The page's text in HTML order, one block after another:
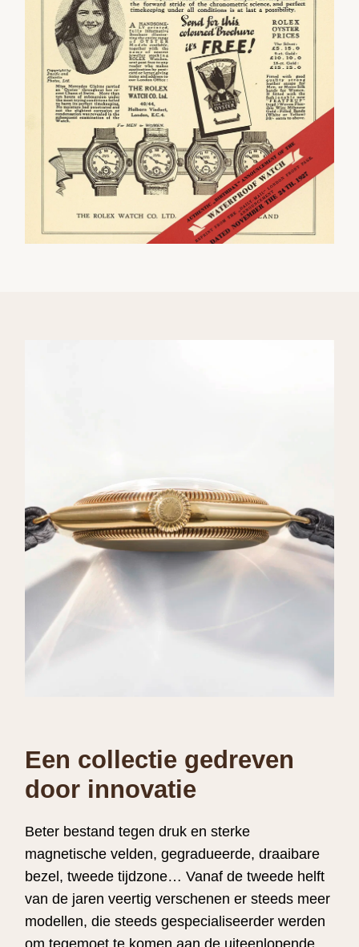
Een collectie gedreven
door innovatie
Beter bestand tegen druk en sterke
magnetische velden, gegradueerde, draaibare
bezel, tweede tijdzone… Vanaf de tweede helft
van de jaren veertig verschenen er steeds meer
modellen, die steeds gespecialiseerder werden
om tegemoet te komen aan de uiteenlopende